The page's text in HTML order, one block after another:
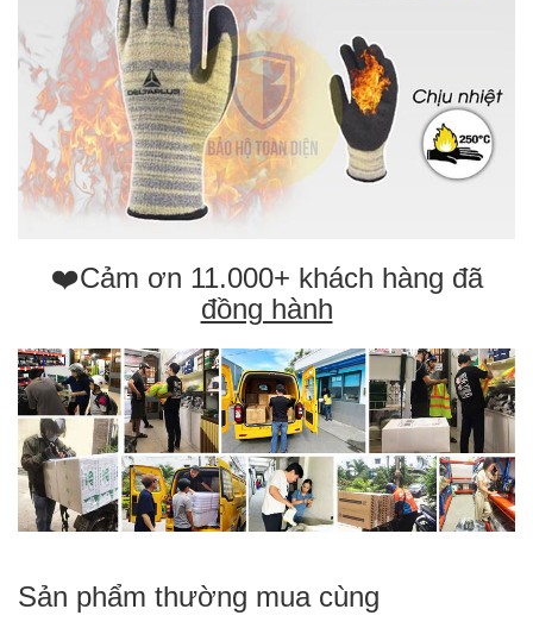
❤️Cảm ơn 11.000+ khách hàng đã
đồng hành
Sản phẩm thường mua cùng